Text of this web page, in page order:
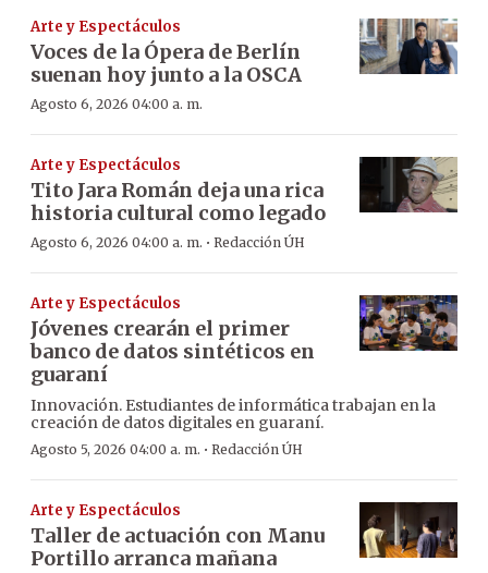
Arte y Espectáculos
Voces de la Ópera de Berlín
suenan hoy junto a la OSCA
Agosto 6, 2026 04:00 a. m.
Arte y Espectáculos
Tito Jara Román deja una rica
historia cultural como legado
Agosto 6, 2026 04:00 a. m. · Redacción ÚH
Arte y Espectáculos
Jóvenes crearán el primer
banco de datos sintéticos en
guaraní
Innovación. Estudiantes de informática trabajan en la
creación de datos digitales en guaraní.
Agosto 5, 2026 04:00 a. m. · Redacción ÚH
Arte y Espectáculos
Taller de actuación con Manu
Portillo arranca mañana